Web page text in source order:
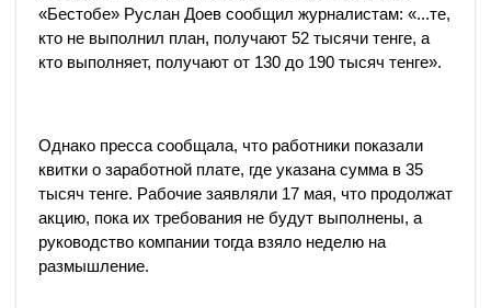
«Бестобе» Руслан Доев сообщил журналистам: «...те,
кто не выполнил план, получают 52 тысячи тенге, а
кто выполняет, получают от 130 до 190 тысяч тенге».
Однако пресса сообщала, что работники показали
квитки о заработной плате, где указана сумма в 35
тысяч тенге. Рабочие заявляли 17 мая, что продолжат
акцию, пока их требования не будут выполнены, а
руководство компании тогда взяло неделю на
размышление.